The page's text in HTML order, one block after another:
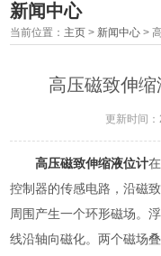
新闻中心
当前位置： 主页 > 新闻中心 >
高压磁致伸
更新时间
高压磁致伸缩液位计
控制器的传感电路，沿磁
周围产生一个环形磁场。
线沿轴向磁化。两个磁场